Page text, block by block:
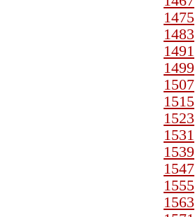
1475
1483
1491
1499
1507
1515
1523
1531
1539
1547
1555
1563